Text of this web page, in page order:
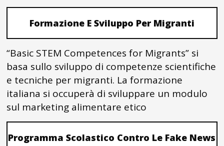
Formazione E Sviluppo Per Migranti
“Basic STEM Competences for Migrants” si
basa sullo sviluppo di competenze scientifiche
e tecniche per migranti. La formazione
italiana si occuperà di sviluppare un modulo
sul marketing alimentare etico
Programma Scolastico Contro Le Fake News